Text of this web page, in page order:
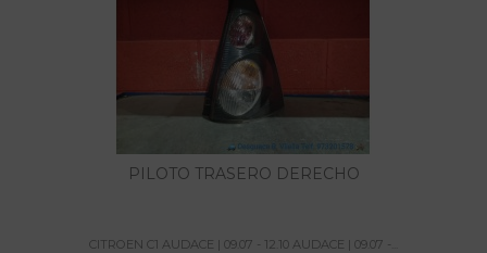
PILOTO TRASERO DERECHO
CITROEN C1 AUDACE | 09.07 - 12.10 AUDACE | 09.07 -...